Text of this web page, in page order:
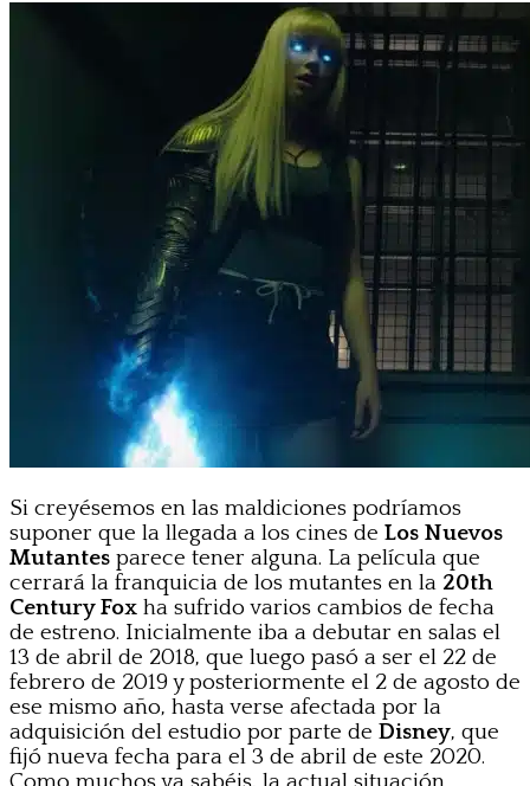
Si creyésemos en las maldiciones podríamos
suponer que la llegada a los cines de Los Nuevos
Mutantes parece tener alguna. La película que
cerrará la franquicia de los mutantes en la 20th
Century Fox ha sufrido varios cambios de fecha
de estreno. Inicialmente iba a debutar en salas el
13 de abril de 2018, que luego pasó a ser el 22 de
febrero de 2019 y posteriormente el 2 de agosto de
ese mismo año, hasta verse afectada por la
adquisición del estudio por parte de Disney, que
fijó nueva fecha para el 3 de abril de este 2020.